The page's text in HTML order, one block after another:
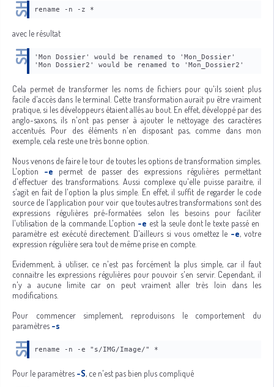
rename -n -z *
avec le résultat
'Mon Dossier' would be renamed to 'Mon_Dossier'
'Mon Dossier2' would be renamed to 'Mon_Dossier2'
Cela permet de transformer les noms de fichiers pour qu'ils soient plus
facile d'accès dans le terminal. Cette transformation aurait pu être vraiment
pratique, si les développeurs étaient allés au bout. En effet, développé par des
anglo-saxons, ils n'ont pas penser à ajouter le nettoyage des caractères
accentués. Pour des éléments n'en disposant pas, comme dans mon
exemple, cela reste une très bonne option.
Nous venons de faire le tour de toutes les options de transformation simples.
L'option -e permet de passer des expressions régulières permettant
d'effectuer des transformations. Aussi complexe qu'elle puisse paraitre, il
s'agit en fait de l'option la plus simple. En effet, il suffit de regarder le code
source de l'application pour voir que toutes autres transformations sont des
expressions régulières pré-formatées selon les besoins pour faciliter
l'utilisation de la commande. L'option -e est la seule dont le texte passé en
paramètre est exécuté directement. D'ailleurs si vous omettez le -e, votre
expression régulière sera tout de même prise en compte.
Evidemment, à utiliser, ce n'est pas forcément la plus simple, car il faut
connaitre les expressions régulières pour pouvoir s'en servir. Cependant, il
n'y a aucune limite car on peut vraiment aller très loin dans les
modifications.
Pour commencer simplement, reproduisons le comportement du
paramètres -s
rename -n -e "s/IMG/Image/" *
Pour le paramètres -S, ce n'est pas bien plus compliqué